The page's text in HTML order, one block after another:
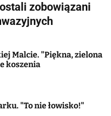
zobowiązani
Malcie. "Piękna, zielona
koszenia
"To nie łowisko!"